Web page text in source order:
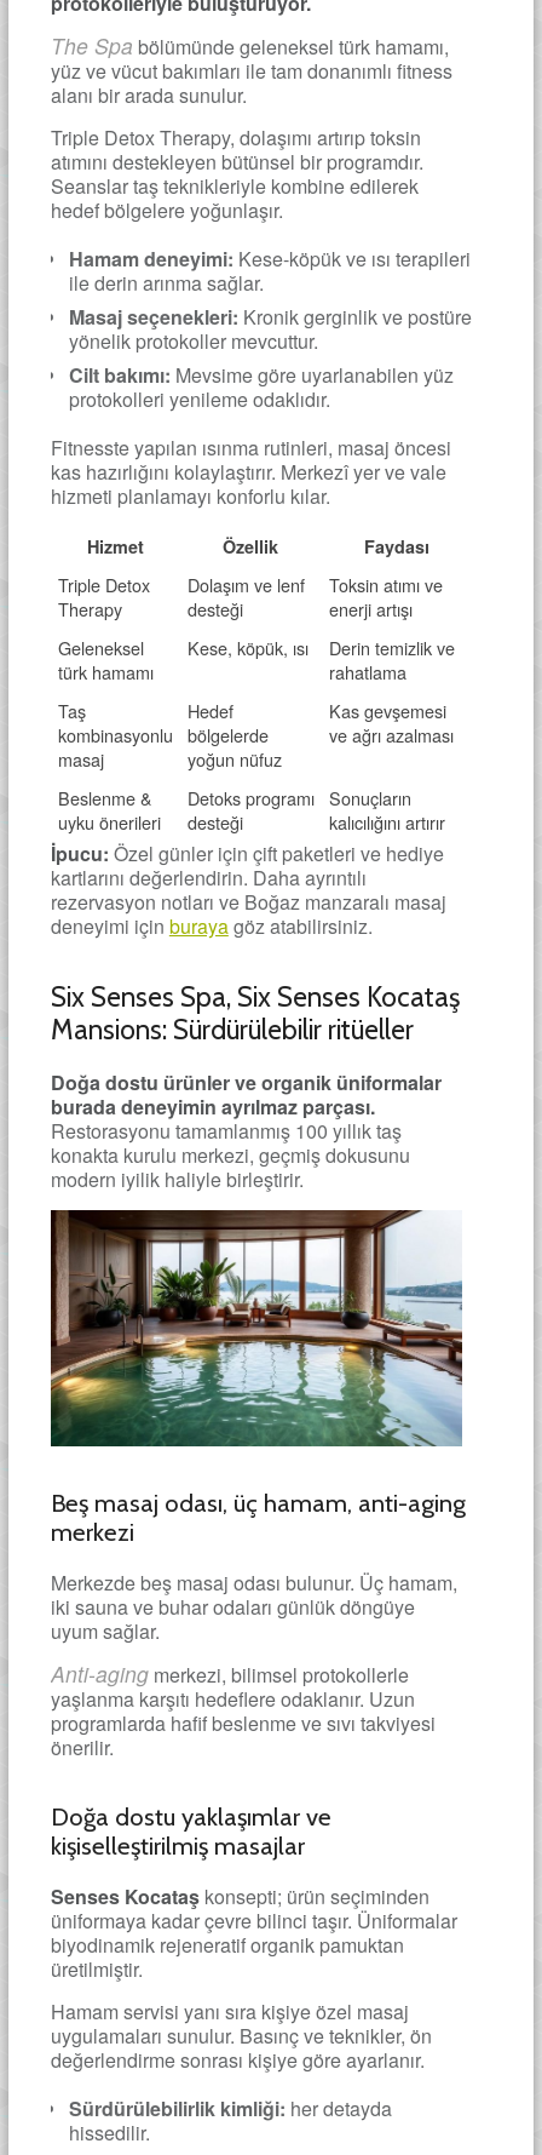
The Spa bölümünde geleneksel türk hamamı,
yüz ve vücut bakımları ile tam donanımlı fitness
alanı bir arada sunulur.
Triple Detox Therapy, dolaşımı artırıp toksin
atımını destekleyen bütünsel bir programdır.
Seanslar taş teknikleriyle kombine edilerek
hedef bölgelere yoğunlaşır.
Hamam deneyimi: Kese-köpük ve ısı terapileri
ile derin arınma sağlar.
Masaj seçenekleri: Kronik gerginlik ve postüre
yönelik protokoller mevcuttur.
Cilt bakımı: Mevsime göre uyarlanabilen yüz
protokolleri yenileme odaklıdır.
Fitnesste yapılan ısınma rutinleri, masaj öncesi
kas hazırlığını kolaylaştırır. Merkezî yer ve vale
hizmeti planlamayı konforlu kılar.
Hizmet Özellik Faydası
Triple Detox
Therapy
Dolaşım ve lenf
desteği
Toksin atımı ve
enerji artışı
Geleneksel
türk hamamı
Kese, köpük, ısı
Derin temizlik ve
rahatlama
Taş
kombinasyonlu
masaj
Hedef
bölgelerde
yoğun nüfuz
Kas gevşemesi
ve ağrı azalması
Beslenme &
uyku önerileri
Detoks programı
desteği
Sonuçların
kalıcılığını artırır
İpucu: Özel günler için çift paketleri ve hediye
kartlarını değerlendirin. Daha ayrıntılı
rezervasyon notları ve Boğaz manzaralı masaj
deneyimi için burayagöz atabilirsiniz.
Six Senses Spa, Six Senses Kocataş
Mansions: Sürdürülebilir ritüeller
Doğa dostu ürünler ve organik üniformalar
burada deneyimin ayrılmaz parçası.
Restorasyonu tamamlanmış 100 yıllık taş
konakta kurulu merkezi, geçmiş dokusunu
modern iyilik haliyle birleştirir.
Beş masaj odası, üç hamam, anti-aging
merkezi
Merkezde beş masaj odası bulunur. Üç hamam,
iki sauna ve buhar odaları günlük döngüye
uyum sağlar.
Anti-agingmerkezi, bilimsel protokollerle
yaşlanma karşıtı hedeflere odaklanır. Uzun
programlarda hafif beslenme ve sıvı takviyesi
önerilir.
Doğa dostu yaklaşımlar ve
kişiselleştirilmiş masajlar
Senses Kocataşkonsepti; ürün seçiminden
üniformaya kadar çevre bilinci taşır. Üniformalar
biyodinamik rejeneratif organik pamuktan
üretilmiştir.
Hamam servisi yanı sıra kişiye özel masaj
uygulamaları sunulur. Basınç ve teknikler, ön
değerlendirme sonrası kişiye göre ayarlanır.
Sürdürülebilirlik kimliği: her detayda
hissedilir.